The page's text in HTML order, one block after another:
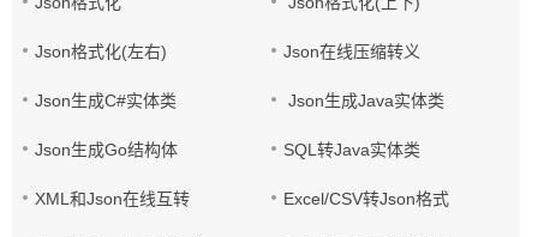
Json格式化(左右) Json在线压缩转义
Json生成C#实体类 Json生成Java实体类
Json生成Go结构体 SQL转Java实体类
XML和Json在线互转 Excel/CSV转Json格式